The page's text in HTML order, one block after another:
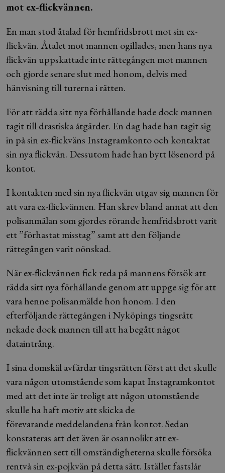
mot ex-flickvännen.
En man stod åtalad för hemfridsbrott mot sin ex-
flickvän. Åtalet mot mannen ogillades, men hans nya
flickvän uppskattade inte rättegången mot mannen
och gjorde senare slut med honom, delvis med
hänvisning till turerna i rätten.
För att rädda sitt nya förhållande hade dock mannen
tagit till drastiska åtgärder. En dag hade han tagit sig
in på sin ex-flickväns Instagramkonto och kontaktat
sin nya flickvän. Dessutom hade han bytt lösenord på
kontot.
I kontakten med sin nya flickvän utgav sig mannen för
att vara ex-flickvännen. Han skrev bland annat att den
polisanmälan som gjordes rörande hemfridsbrott varit
ett ”förhastat misstag” samt att den följande
rättegången varit oönskad.
När ex-flickvännen fick reda på mannens försök att
rädda sitt nya förhållande genom att uppge sig för att
vara henne polisanmälde hon honom. I den
efterföljande rättegången i Nyköpings tingsrätt
nekade dock mannen till att ha begått något
dataintrång.
I sina domskäl avfärdar tingsrätten först att det skulle
vara någon utomstående som kapat Instagramkontot
med att det inte är troligt att någon utomstående
skulle ha haft motiv att skicka de
förevarande meddelandena från kontot. Sedan
konstateras att det även är osannolikt att ex-
flickvännen sett till omständigheterna skulle försöka
rentvå sin ex-pojkvän på detta sätt. Istället fastslår